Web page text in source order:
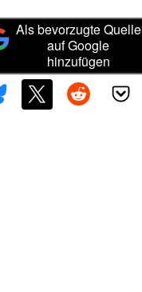
Als bevorzugte Quelle
auf Google
hinzufügen